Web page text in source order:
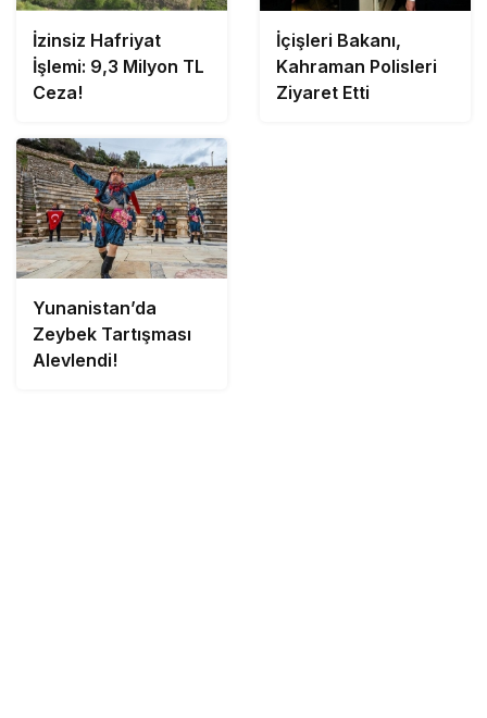
İzinsiz Hafriyat
İşlemi: 9,3 Milyon TL
Ceza!
İçişleri Bakanı,
Kahraman Polisleri
Ziyaret Etti
Yunanistan’da
Zeybek Tartışması
Alevlendi!